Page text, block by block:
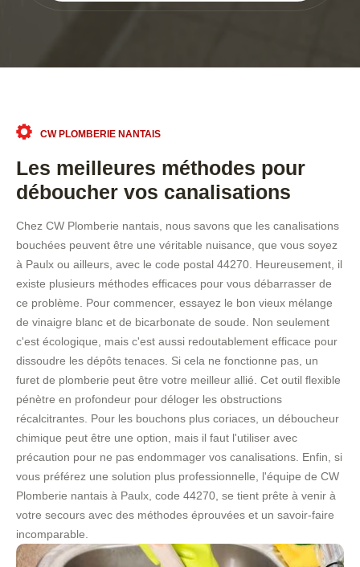
CW PLOMBERIE NANTAIS
Les meilleures méthodes pour
déboucher vos canalisations
Chez CW Plomberie nantais, nous savons que les canalisations
bouchées peuvent être une véritable nuisance, que vous soyez
à Paulx ou ailleurs, avec le code postal 44270. Heureusement, il
existe plusieurs méthodes efficaces pour vous débarrasser de
ce problème. Pour commencer, essayez le bon vieux mélange
de vinaigre blanc et de bicarbonate de soude. Non seulement
c'est écologique, mais c'est aussi redoutablement efficace pour
dissoudre les dépôts tenaces. Si cela ne fonctionne pas, un
furet de plomberie peut être votre meilleur allié. Cet outil flexible
pénètre en profondeur pour déloger les obstructions
récalcitrantes. Pour les bouchons plus coriaces, un déboucheur
chimique peut être une option, mais il faut l'utiliser avec
précaution pour ne pas endommager vos canalisations. Enfin, si
vous préférez une solution plus professionnelle, l'équipe de CW
Plomberie nantais à Paulx, code 44270, se tient prête à venir à
votre secours avec des méthodes éprouvées et un savoir-faire
incomparable.